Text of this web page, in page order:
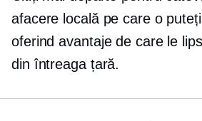
afacere locală pe care o
oferind avantaje de care le
din întreaga țară.